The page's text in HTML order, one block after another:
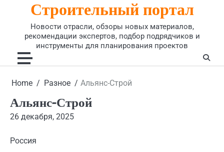
Строительный портал
Новости отрасли, обзоры новых материалов,
рекомендации экспертов, подбор подрядчиков и
инструменты для планирования проектов
Home Разное Альянс-Строй
Альянс-Строй
26 декабря, 2025
Россия